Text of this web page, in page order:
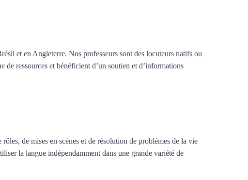
et en Angleterre. Nos professeurs sont des locuteurs natifs ou
de ressources et bénéficient d’un soutien et d’informations
de mises en scènes et de résolution de problèmes de la vie
la langue indépendamment dans une grande variété de